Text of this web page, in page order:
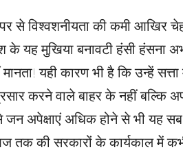
से विश्वशनीयता की कमी आखिर
के यह मुखिया बनावटी हंसी हंसना
यही कारण भी है कि उन्हें
करने वाले बाहर के नहीं बल्कि
अपेक्षाएं अधिक होने से भी यह सब
तक की सरकारों के कार्यकाल में कभी